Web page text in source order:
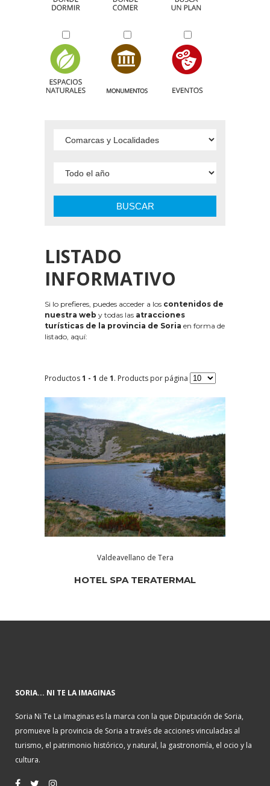
BUSCAR
LISTADO
INFORMATIVO
Si lo prefieres, puedes acceder a los contenidos de
nuestra web y todas las atracciones
turísticas de la provincia de Soria en forma de
listado, aquí:
Productos1 - 1 de 1. Products por página
Valdeavellano de Tera
HOTEL SPA TERATERMAL
SORIA... NI TE LA IMAGINAS
Soria Ni Te La Imaginas es la marca con la que Diputación de Soria,
promueve la provincia de Soria a través de acciones vinculadas al
turismo, el patrimonio histórico, y natural, la gastronomía, el ocio y la
cultura.